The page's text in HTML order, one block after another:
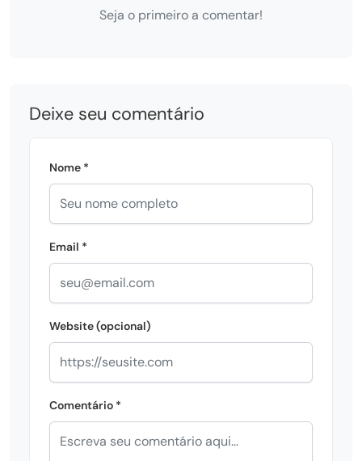
Seja o primeiro a comentar!
Deixe seu comentário
Nome *
Email *
Website (opcional)
Comentário *